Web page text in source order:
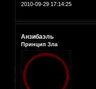
2010-09-29 17:14:25
Анзибаэль
Принцип Зла